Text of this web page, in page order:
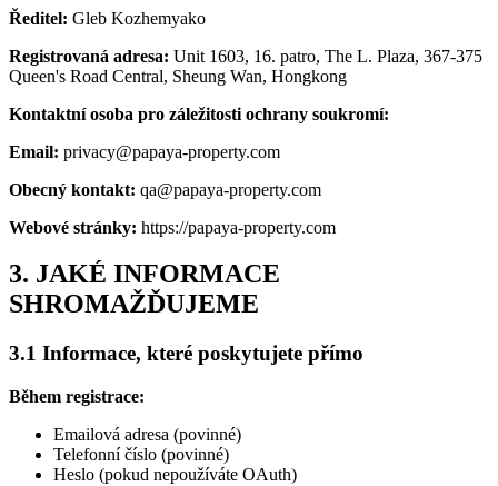
Ředitel: Gleb Kozhemyako
Registrovaná adresa: Unit 1603, 16. patro, The L. Plaza, 367-375
Queen's Road Central, Sheung Wan, Hongkong
Kontaktní osoba pro záležitosti ochrany soukromí:
Email: privacy@papaya-property.com
Obecný kontakt: qa@papaya-property.com
Webové stránky: https://papaya-property.com
3. JAKÉ INFORMACE
SHROMAŽĎUJEME
3.1 Informace, které poskytujete přímo
Během registrace:
Emailová adresa (povinné)
Telefonní číslo (povinné)
Heslo (pokud nepoužíváte OAuth)